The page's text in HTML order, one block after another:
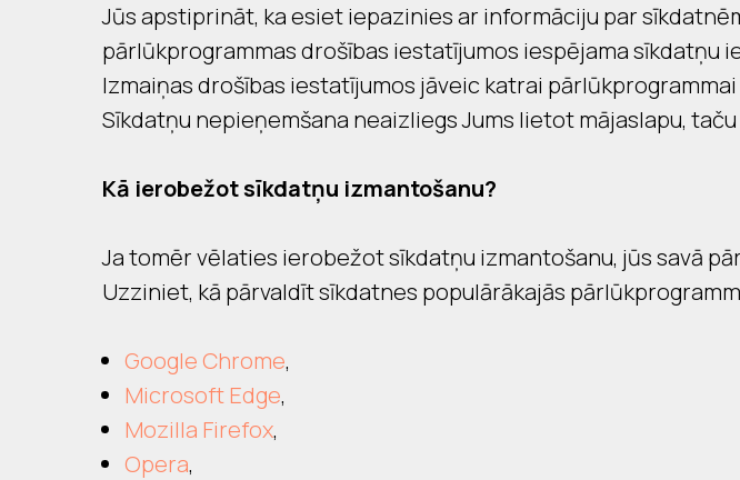
Jūs apstiprināt, ka esiet iepazinies ar informāciju par
pārlūkprogrammas drošības iestatījumos iespējama sīkdatņu
Izmaiņas drošības iestatījumos jāveic katrai
Sīkdatņu nepieņemšana neaizliegs Jums lietot mājaslapu,
Kā ierobežot sīkdatņu izmantošanu?
Ja tomēr vēlaties ierobežot sīkdatņu izmantošanu, jūs savā
Uzziniet, kā pārvaldīt sīkdatnes populārākajās
Google Chrome,
Microsoft Edge,
Mozilla Firefox,
Opera,